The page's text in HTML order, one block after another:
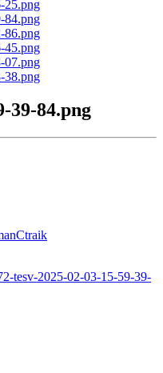
39-84.png
tesv-2025-02-03-15-59-39-